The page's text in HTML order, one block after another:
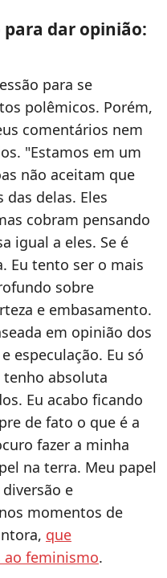
para dar opinião:
para se
polêmicos. Porém,
comentários nem
"Estamos em um
não aceitam que
delas. Eles
cobram pensando
igual a eles. Se é
Eu tento ser o mais
sobre
e embasamento.
em opinião dos
especulação. Eu só
absoluta
Eu acabo ficando
de fato o que é a
fazer a minha
na terra. Meu papel
e
momentos de
que
ao feminismo.